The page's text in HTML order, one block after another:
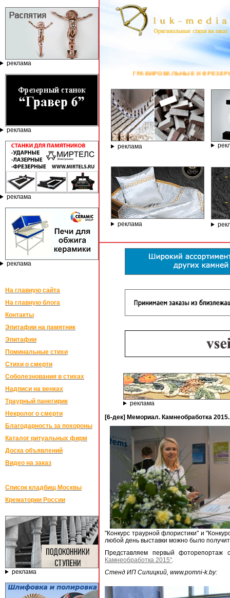
реклама
реклама
реклама
реклама
На главную сайта
На главную блога
Контакты
Эпитафии на памятник
Эпитафии
Поминальные стихи
Стихи о смерти
Соболезнования в стихах
Надписи на венках
Траурный панегирик
Некролог о смерти
Благодарность за похороны
Каталог ритуальных фирм
Доска объявлений
Видео на заказ
Список кладбищ Москвы
Крематории России
реклама
ГРАВИРОВАЛЬНЫЕ И ФРЕЗЕРНЫЕ СТАНКИ ПО КАМНЮ ОТ
реклама
реклама
реклама
[6-дек] Мемориал. Камнеобработка
"Конкурс траурной флористики" и
любой день выставки можно было
Представляем первый фоторепортаж
Камнеобработка 2015".
Стенд ИП Силицкий, www.pomni-k.by: